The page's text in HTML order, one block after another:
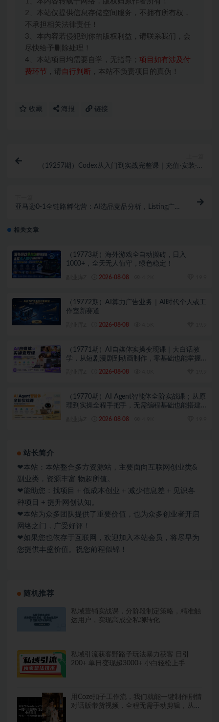
2、本站仅提供信息存储空间服务，不拥有所有权，
不承担相关法律责任！
3、本内容若侵犯到你的版权利益，请联系我们，会
尽快给予删除处理！
4、本站项目均需要自学，无指导； 项目如有涉及付
费环节 ，请 自行判断 ，本站不负责项目的真伪！
收藏 海报 链接
（19257期）Codex从入门到实战完整课｜充值·安装·接
亚马逊0-1全链路孵化营：AI选品竞品分析，Listing广告
相关文章
（19773期）海外游戏全自动搬砖，日入
1000+，全天无人值守，绿色稳定！
2026-08-08
（19772期）AI算力广告业务｜AI时代个人或工
作室新赛道
2026-08-08
（19771期）AI自媒体实操变现课｜大白话教
学，从短剧漫剧到动画制作，零基础也能掌握
2026-08-08
（19770期）AI Agent智能体全阶实战课；从原
理到实操全程手把手，无需编程基础也能搭建
2026-08-08
站长简介
❤本站：本站整合多方资源站，主要面向互联网创业类&
副业类，资源丰富 物超所值。
❤能助您：找项目 + 低成本创业 + 减少信息差 + 见识各
种项目 + 提升网创认知。
❤本站为众多团队提供了重要价值，也为众多创业者开启
网络之门，广受好评！
❤如果您也依存于互联网，欢迎加入本站会员，将尽早为
您提供丰盛价值。祝您前程似锦！
随机推荐
私域营销实战课，分阶段制定策略，精准触
达用户，实现高成交私聊转化
私域引流获客野路子玩法暴力获客 日引
200+ 单日变现超3000+ 小白轻松上手
用Coze扣子工作流，我们就能一键制作剧情
对话版带货视频，全程无需手动剪辑，从0